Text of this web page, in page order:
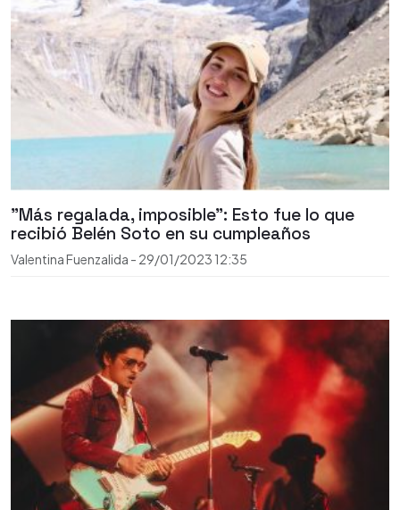
"Más regalada, imposible": Esto fue lo que
recibió Belén Soto en su cumpleaños
Valentina Fuenzalida - 29/01/2023 12:35